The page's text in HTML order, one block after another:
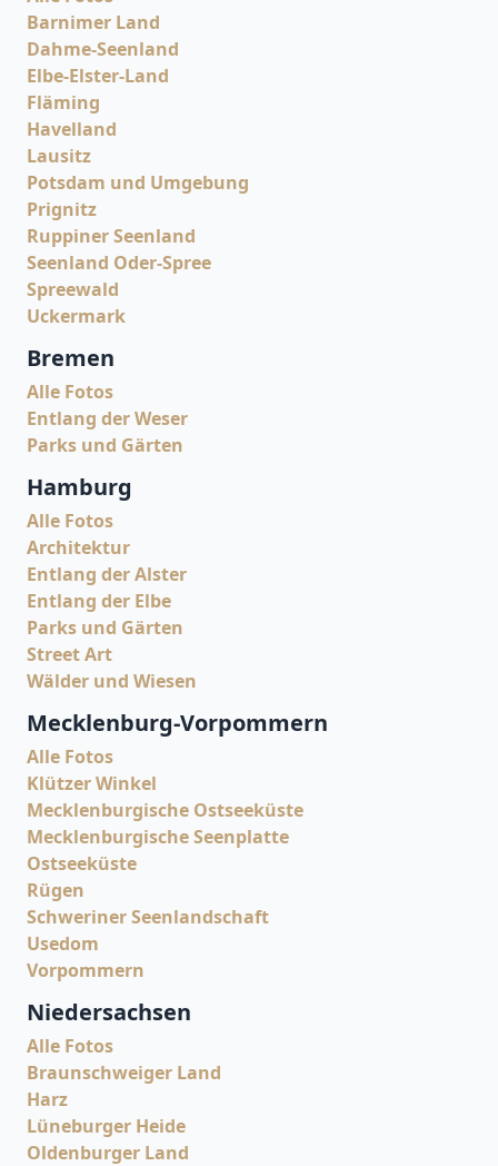
Barnimer Land
Dahme-Seenland
Elbe-Elster-Land
Fläming
Havelland
Lausitz
Potsdam und Umgebung
Prignitz
Ruppiner Seenland
Seenland Oder-Spree
Spreewald
Uckermark
Bremen
Alle Fotos
Entlang der Weser
Parks und Gärten
Hamburg
Alle Fotos
Architektur
Entlang der Alster
Entlang der Elbe
Parks und Gärten
Street Art
Wälder und Wiesen
Mecklenburg-Vorpommern
Alle Fotos
Klützer Winkel
Mecklenburgische Ostseeküste
Mecklenburgische Seenplatte
Ostseeküste
Rügen
Schweriner Seenlandschaft
Usedom
Vorpommern
Niedersachsen
Alle Fotos
Braunschweiger Land
Harz
Lüneburger Heide
Oldenburger Land